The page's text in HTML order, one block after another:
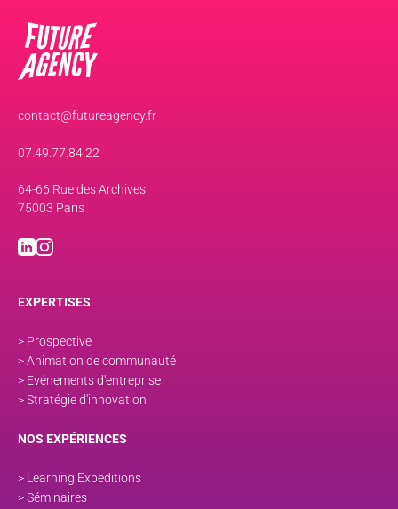
contact@futureagency.fr
07.49.77.84.22
64-66 Rue des Archives
75003 Paris
EXPERTISES
> Prospective
> Animation de communauté
> Evénements d'entreprise
> Stratégie d'innovation
NOS EXPÉRIENCES
> Learning Expeditions
> Séminaires